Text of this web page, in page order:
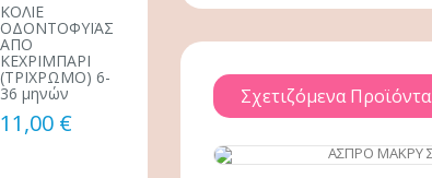
ΚΟΛΙΕ
ΟΔΟΝΤΟΦΥΪΑΣ
ΑΠΟ
ΚΕΧΡΙΜΠΑΡΙ
(ΤΡΙΧΡΩΜΟ) 6-
36 μηνών
11,00 €
Σχετιζόμενα Προϊόντα